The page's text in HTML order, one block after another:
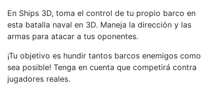
En Ships 3D, toma el control de tu propio barco en
esta batalla naval en 3D. Maneja la dirección y las
armas para atacar a tus oponentes.
¡Tu objetivo es hundir tantos barcos enemigos como
sea posible! Tenga en cuenta que competirá contra
jugadores reales.